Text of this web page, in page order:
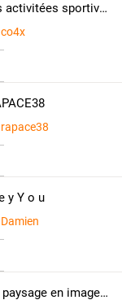
les activitées sportives de la famille Co4x
co4x
rapace38
y Y o u
Damien
Le paysage en image ...